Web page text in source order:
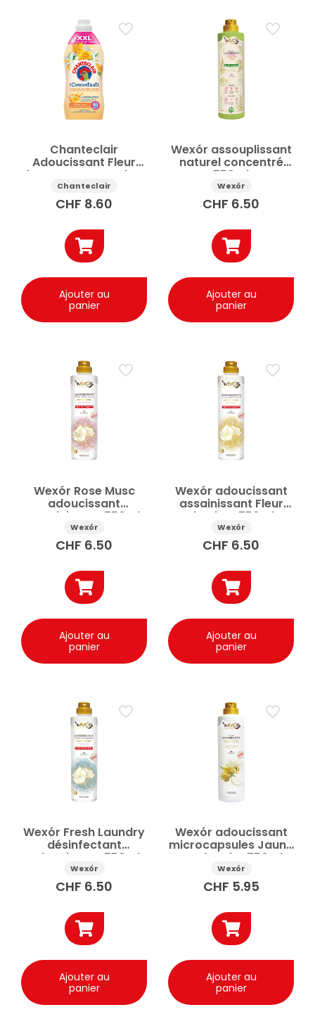
Chanteclair
Adoucissant Fleur
d’oranger et Narcisse
90 lavages 1800ml
Chanteclair
CHF 8.60
Ajouter au
panier
Wexór assouplissant
naturel concentré
750ml
Wexór
CHF 6.50
Ajouter au
panier
Wexór Rose Musc
adoucissant
assainissant 750ml
Wexór
CHF 6.50
Ajouter au
panier
Wexór adoucissant
assainissant Fleur
d’opium 750ml
Wexór
CHF 6.50
Ajouter au
panier
Wexór Fresh Laundry
désinfectant
adoucissant 750ml
Wexór
CHF 6.50
Ajouter au
panier
Wexór adoucissant
microcapsules Jaune
Cachemire 750ml
Wexór
CHF 5.95
Ajouter au
panier